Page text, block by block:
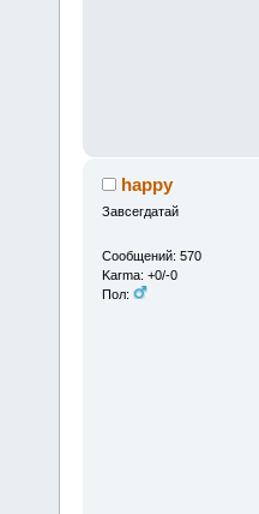
happy
Завсегдатай
Сообщений: 570
Karma: +0/-0
Пол: